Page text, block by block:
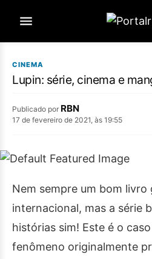
CINEMA
Lupin: série, cinema e
Publicado por RBN
17 de fevereiro de 2021, às 19:55
Nem sempre um bom livro
internacional, mas a série
histórias sim! Este é o
fenômeno originalmente